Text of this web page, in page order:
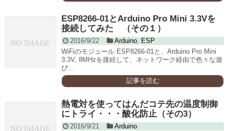
ESP8266-01とArduino Pro Mini 3.3Vを
接続してみた （その１）
2016/9/22 Arduino, ESP
WiFiのモジュール ESP8266-01と、Arduino Pro Mini
3.3V, 8MHzを接続して、ネットワーク経由で色々な遊
び...
記事を読む
熱電対を使ってはんだコテ先の温度制御
にトライ・・・酸化防止（その3）
2016/9/21
Arduino